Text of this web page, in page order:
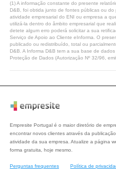
(1) A informação constante do presente
D&B, foi obtida junto de fontes públicas ou
atividade empresarial do ENI ou empresa a
utilizá-la dentro do âmbito empresarial que
detete algum erro poderá solicitar a sua
Serviço de Apoio ao Cliente eInforma. O
publicado ou redistribuído, total ou
D&B. A Informa D&B tem a sua base de
Proteção de Dados (Autorização Nº 32/96,
Empresite Portugal é o maior diretório de
encontrar novos clientes através da
atividade da sua empresa. Atualize a página
forma gratuita, hoje mesmo.
Perguntas frequentes Política de